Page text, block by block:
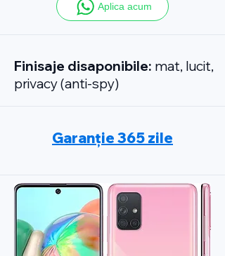
Aplica acum
Finisaje disaponibile: mat, lucit,
privacy (anti-spy)
Garanție 365 zile